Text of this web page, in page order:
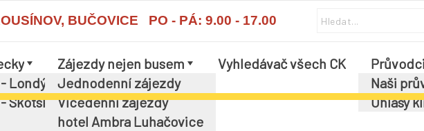
BUČOVICE PO - PÁ: 9.00 - 17.00
Londýn a okolí
Skotsko
Zájezdy nejen busem
Jednodenní zájezdy
Vícedenní zájezdy
hotel Ambra Luhačovice
Vyhledávač všech CK
Naši
Ohlasy